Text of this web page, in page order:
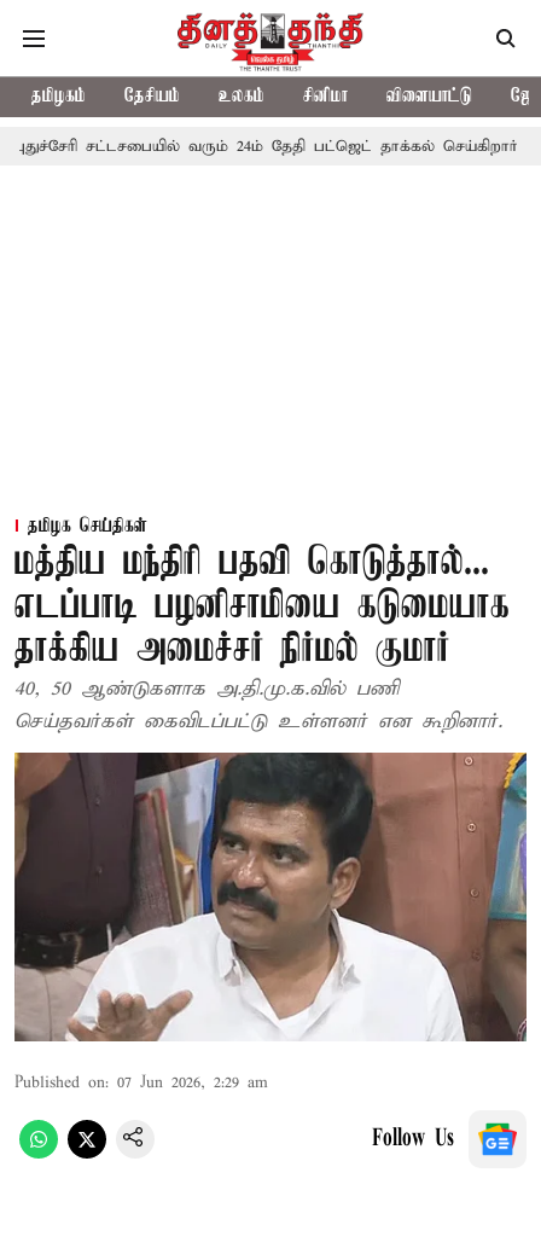
தமிழகம் தேசியம் உலகம் சினிமா விளையாட்டு
சட்டசபையில் வரும் 24ம் தேதி பட்ஜெட் தாக்கல் செய்கிறார் முதல்-
தமிழக செய்திகள்
மத்திய மந்திரி பதவி கொடுத்தால்...
எடப்பாடி பழனிசாமியை கடுமையாக
தாக்கிய அமைச்சர் நிர்மல் குமார்
40, 50 ஆண்டுகளாக அ.தி.மு.க.வில் பணி
செய்தவர்கள் கைவிடப்பட்டு உள்ளனர் என கூறினார்.
Published on: 07 Jun 2026, 2:29 am
Follow Us